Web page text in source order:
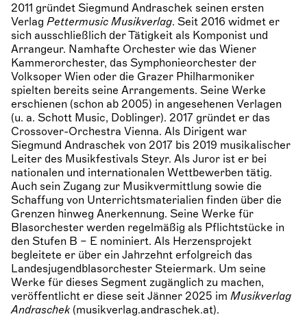
2011 gründet Siegmund Andraschek seinen ersten
Verlag Pettermusic Musikverlag. Seit 2016 widmet er
sich ausschließlich der Tätigkeit als Komponist und
Arrangeur. Namhafte Orchester wie das Wiener
Kammerorchester, das Symphonieorchester der
Volksoper Wien oder die Grazer Philharmoniker
spielten bereits seine Arrangements. Seine Werke
erschienen (schon ab 2005) in angesehenen Verlagen
(u. a. Schott Music, Doblinger). 2017 gründet er das
Crossover-Orchestra Vienna. Als Dirigent war
Siegmund Andraschek von 2017 bis 2019 musikalischer
Leiter des Musikfestivals Steyr. Als Juror ist er bei
nationalen und internationalen Wettbewerben tätig.
Auch sein Zugang zur Musikvermittlung sowie die
Schaffung von Unterrichtsmaterialien finden über die
Grenzen hinweg Anerkennung. Seine Werke für
Blasorchester werden regelmäßig als Pflichtstücke in
den Stufen B – E nominiert. Als Herzensprojekt
begleitete er über ein Jahrzehnt erfolgreich das
Landesjugendblasorchester Steiermark. Um seine
Werke für dieses Segment zugänglich zu machen,
veröffentlicht er diese seit Jänner 2025 im Musikverlag
Andraschek (musikverlag.andraschek.at).